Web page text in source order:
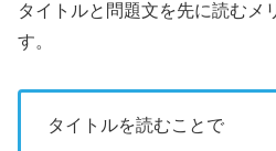
タイトルと問題文を先に読むメ
す。
タイトルを読むことで